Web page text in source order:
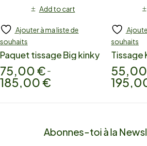
Add to cart
Ajouter à ma liste de
souhaits
Paquet tissage Big kinky
75,00 € –
185,00 €
souhaits
Tissage
55,00
Abonnes-toi à la